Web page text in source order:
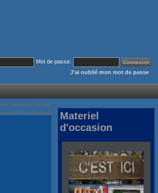
Mot de passe:
J'ai oublié mon mot de passe
menus de droite
électronique
Materiel
d'occasion